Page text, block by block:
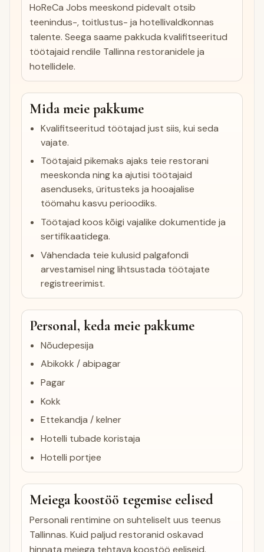
HoReCa Jobs meeskond pidevalt otsib
teenindus-, toitlustus- ja hotellivaldkonnas
talente. Seega saame pakkuda kvalifitseeritud
töötajaid rendile Tallinna restoranidele ja
hotellidele.
Mida meie pakkume
Kvalifitseeritud töötajad just siis, kui seda
vajate.
Töötajaid pikemaks ajaks teie restorani
meeskonda ning ka ajutisi töötajaid
asenduseks, üritusteks ja hooajalise
töömahu kasvu perioodiks.
Töötajad koos kõigi vajalike dokumentide ja
sertifikaatidega.
Vähendada teie kulusid palgafondi
arvestamisel ning lihtsustada töötajate
registreerimist.
Personal, keda meie pakkume
Nõudepesija
Abikokk / abipagar
Pagar
Kokk
Ettekandja / kelner
Hotelli tubade koristaja
Hotelli portjee
Meiega koostöö tegemise eelised
Personali rentimine on suhteliselt uus teenus
Tallinnas. Kuid paljud restoranid oskavad
hinnata meiega tehtava koostöö eeliseid.